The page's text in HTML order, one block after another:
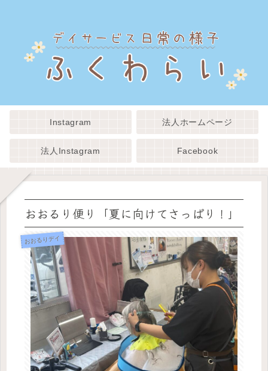
Instagram 法人ホームページ
法人Instagram Facebook
おおるり便り「夏に向けてさっぱり！」
おおるりデイ